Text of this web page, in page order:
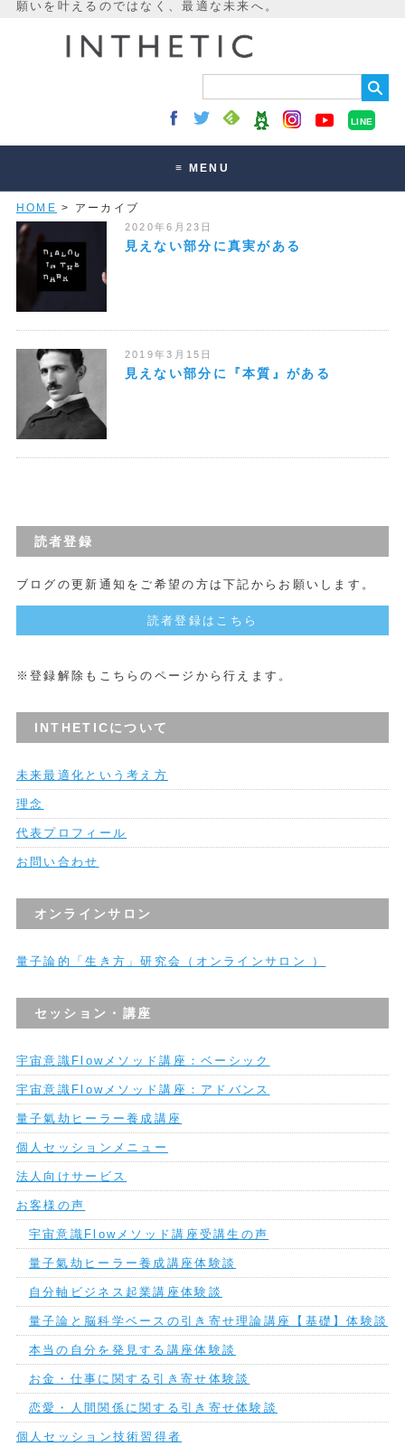
LINE
≡ MENU
講座・セッション
オンラインサロン
HOME > アーカイブ
2020年6月23日
見えない部分に真実がある
2019年3月15日
見えない部分に『本質』がある
読者登録
ブログの更新通知をご希望の方は下記からお願いします。
読者登録はこちら
※登録解除もこちらのページから行えます。
INTHETICについて
未来最適化という考え方
理念
代表プロフィール
お問い合わせ
オンラインサロン
量子論的「生き方」研究会（オンラインサロン ）
セッション・講座
宇宙意識Flowメソッド講座：ベーシック
宇宙意識Flowメソッド講座：アドバンス
量子氣劫ヒーラー養成講座
個人セッションメニュー
法人向けサービス
お客様の声
宇宙意識Flowメソッド講座受講生の声
量子氣劫ヒーラー養成講座体験談
自分軸ビジネス起業講座体験談
量子論と脳科学ベースの引き寄せ理論講座【基礎】体験談
本当の自分を発見する講座体験談
お金・仕事に関する引き寄せ体験談
恋愛・人間関係に関する引き寄せ体験談
個人セッション技術習得者